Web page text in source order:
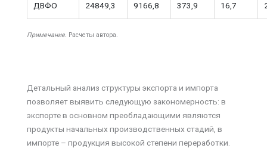
ДВФО 24849,3 9166,8 373,9 16,7
Примечание. Расчеты автора.
Детальный анализ структуры экспорта и импорта
позволяет выявить следующую закономерность: в
экспорте в основном преобладающими являются
продукты начальных производственных стадий, в
импорте – продукция высокой степени переработки.